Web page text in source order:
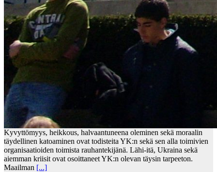
Kyvyttömyys, heikkous, halvaantuneena oleminen sekä moraalin
täydellinen katoaminen ovat todisteita YK:n sekä sen alla toimivien
organisaatioiden toimista rauhantekijänä. Lähi-itä, Ukraina sekä
aiemman kriisit ovat osoittaneet YK:n olevan täysin tarpeeton.
Maailman [...]